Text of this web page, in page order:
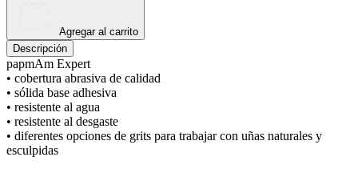
Agregar al carrito
Descripción
papmAm Expert
• cobertura abrasiva de calidad
• sólida base adhesiva
• resistente al agua
• resistente al desgaste
• diferentes opciones de grits para trabajar con uñas naturales y
esculpidas